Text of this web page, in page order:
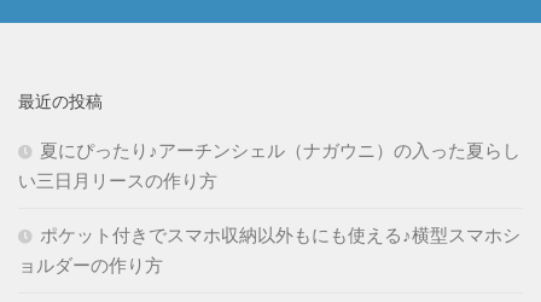
最近の投稿
夏にぴったり♪アーチンシェル（ナガウニ）の入った夏らし
い三日月リースの作り方
ポケット付きでスマホ収納以外もにも使える♪横型スマホシ
ョルダーの作り方